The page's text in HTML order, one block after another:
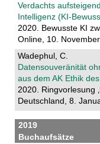
Verdachts
Intelligenz (KI-
2020. Bewusste KI
Online, 10.
Wadephul, C.
Datensouveränität
aus dem AK Ethik
2020. Ringvorlesung
Deutschland, 8.
2019
Buchaufsätze